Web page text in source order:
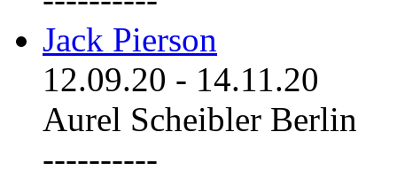
Jack Pierson
12.09.20 - 14.11.20
Aurel Scheibler Berlin
----------